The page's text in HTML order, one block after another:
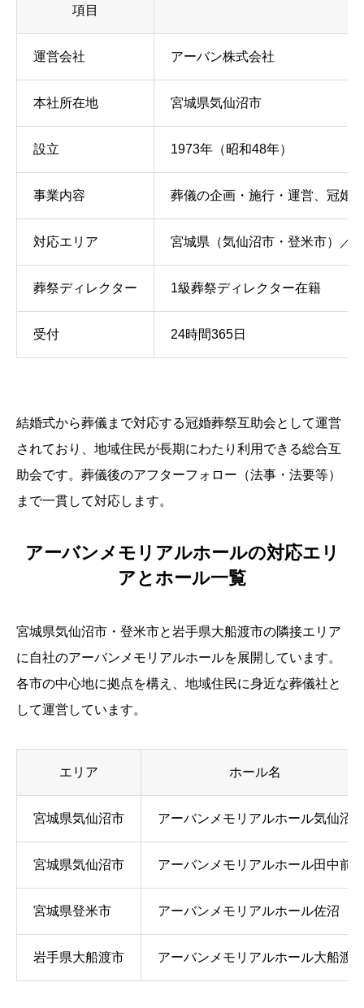
項目
運営会社 アーバン株式会社
本社所在地 宮城県気仙沼市
設立 1973年（昭和48年）
事業内容 葬儀の企画・施行・運営、冠婚
対応エリア 宮城県（気仙沼市・登米市）／
葬祭ディレクター 1級葬祭ディレクター在籍
受付 24時間365日
結婚式から葬儀まで対応する冠婚葬祭互助会として運営
されており、地域住民が長期にわたり利用できる総合互
助会です。葬儀後のアフターフォロー（法事・法要等）
まで一貫して対応します。
アーバンメモリアルホールの対応エリ
アとホール一覧
宮城県気仙沼市・登米市と岩手県大船渡市の隣接エリア
に自社のアーバンメモリアルホールを展開しています。
各市の中心地に拠点を構え、地域住民に身近な葬儀社と
して運営しています。
エリア ホール名
宮城県気仙沼市 アーバンメモリアルホール気仙沼
宮城県気仙沼市 アーバンメモリアルホール田中前
宮城県登米市 アーバンメモリアルホール佐沼
岩手県大船渡市 アーバンメモリアルホール大船渡